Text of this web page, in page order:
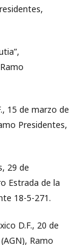
15 de marzo de
Presidentes,
29 de
Estrada de la
18-5-271.
D.F., 20 de
Ramo